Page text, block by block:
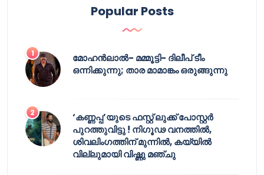
Popular Posts
മോഹൻലാൽ- മമ്മൂട്ടി- ദിലീപ് ടീം
ഒന്നിക്കുന്നു; താര മാമാങ്കം ഒരുങ്ങുന്നു
‘കണ്ണപ്പ’യുടെ ഫസ്റ്റ് ലുക്ക് പോസ്റ്റർ
പുറത്തുവിട്ടു ! നിഗൂഢ വനത്തിൽ,
ശിവലിംഗത്തിന് മുന്നിൽ, കയ്യിൽ
വില്ലുമായി വിഷ്ണു മഞ്ചു